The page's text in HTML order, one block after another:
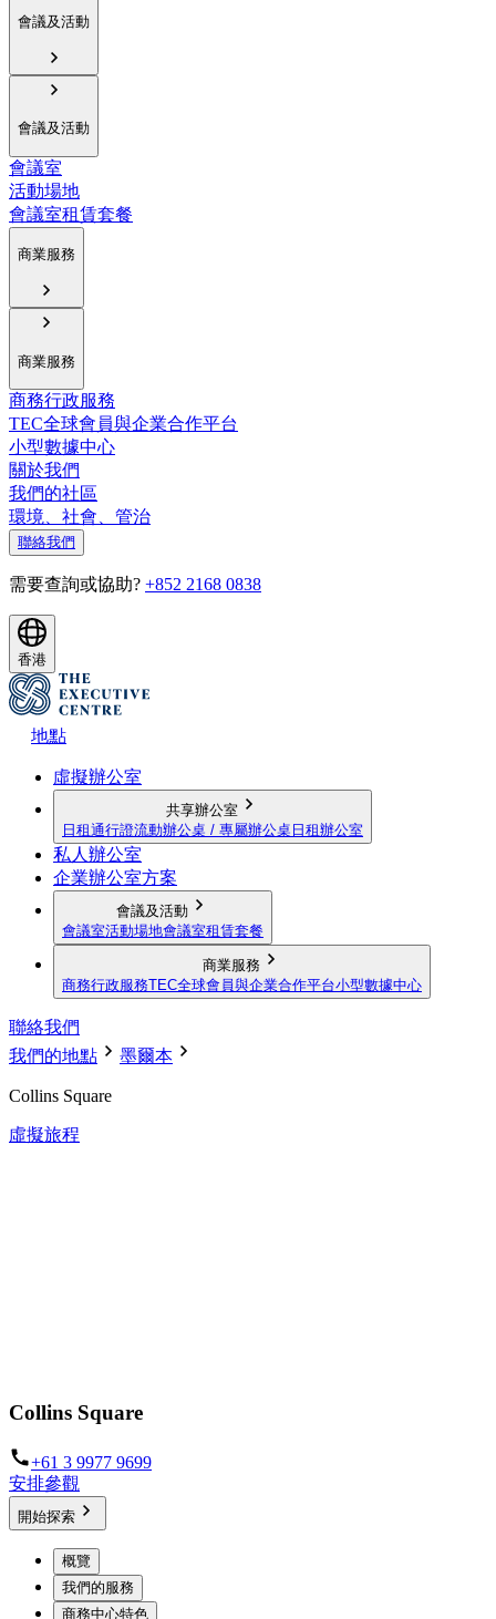
會議及活動
會議及活動
會議室
活動場地
會議室租賃套餐
商業服務
商業服務
商務行政服務
TEC全球會員與企業合作平台
小型數據中心
關於我們
我們的社區
環境、社會、管治
聯絡我們
需要查詢或協助? +852 2168 0838
香港
地點
虛擬辦公室
共享辦公室
日租通行證流動辦公桌 / 專屬辦公桌 日租辦公室
私人辦公室
企業辦公室方案
會議及活動
會議室活動場地會議室租賃套餐
商業服務
商務行政服務TEC全球會員與企業合作平台小型數據中心
聯絡我們
我們的地點
墨爾本
Collins Square
虛擬旅程
Collins Square
+61 3 9977 9699
安排參觀
開始探索
概覽
我們的服務
商務中心特色